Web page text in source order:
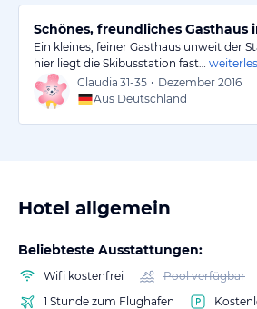
Schönes, freundliches Gasthaus
Ein kleines, feiner Gasthaus unweit der
hier liegt die Skibusstation fast…
Claudia 31-35 • Dezember 2016
Aus Deutschland
Hotel allgemein
Beliebteste Ausstattungen:
Wifi kostenfrei
Pool verfügbar
1 Stunde zum Flughafen